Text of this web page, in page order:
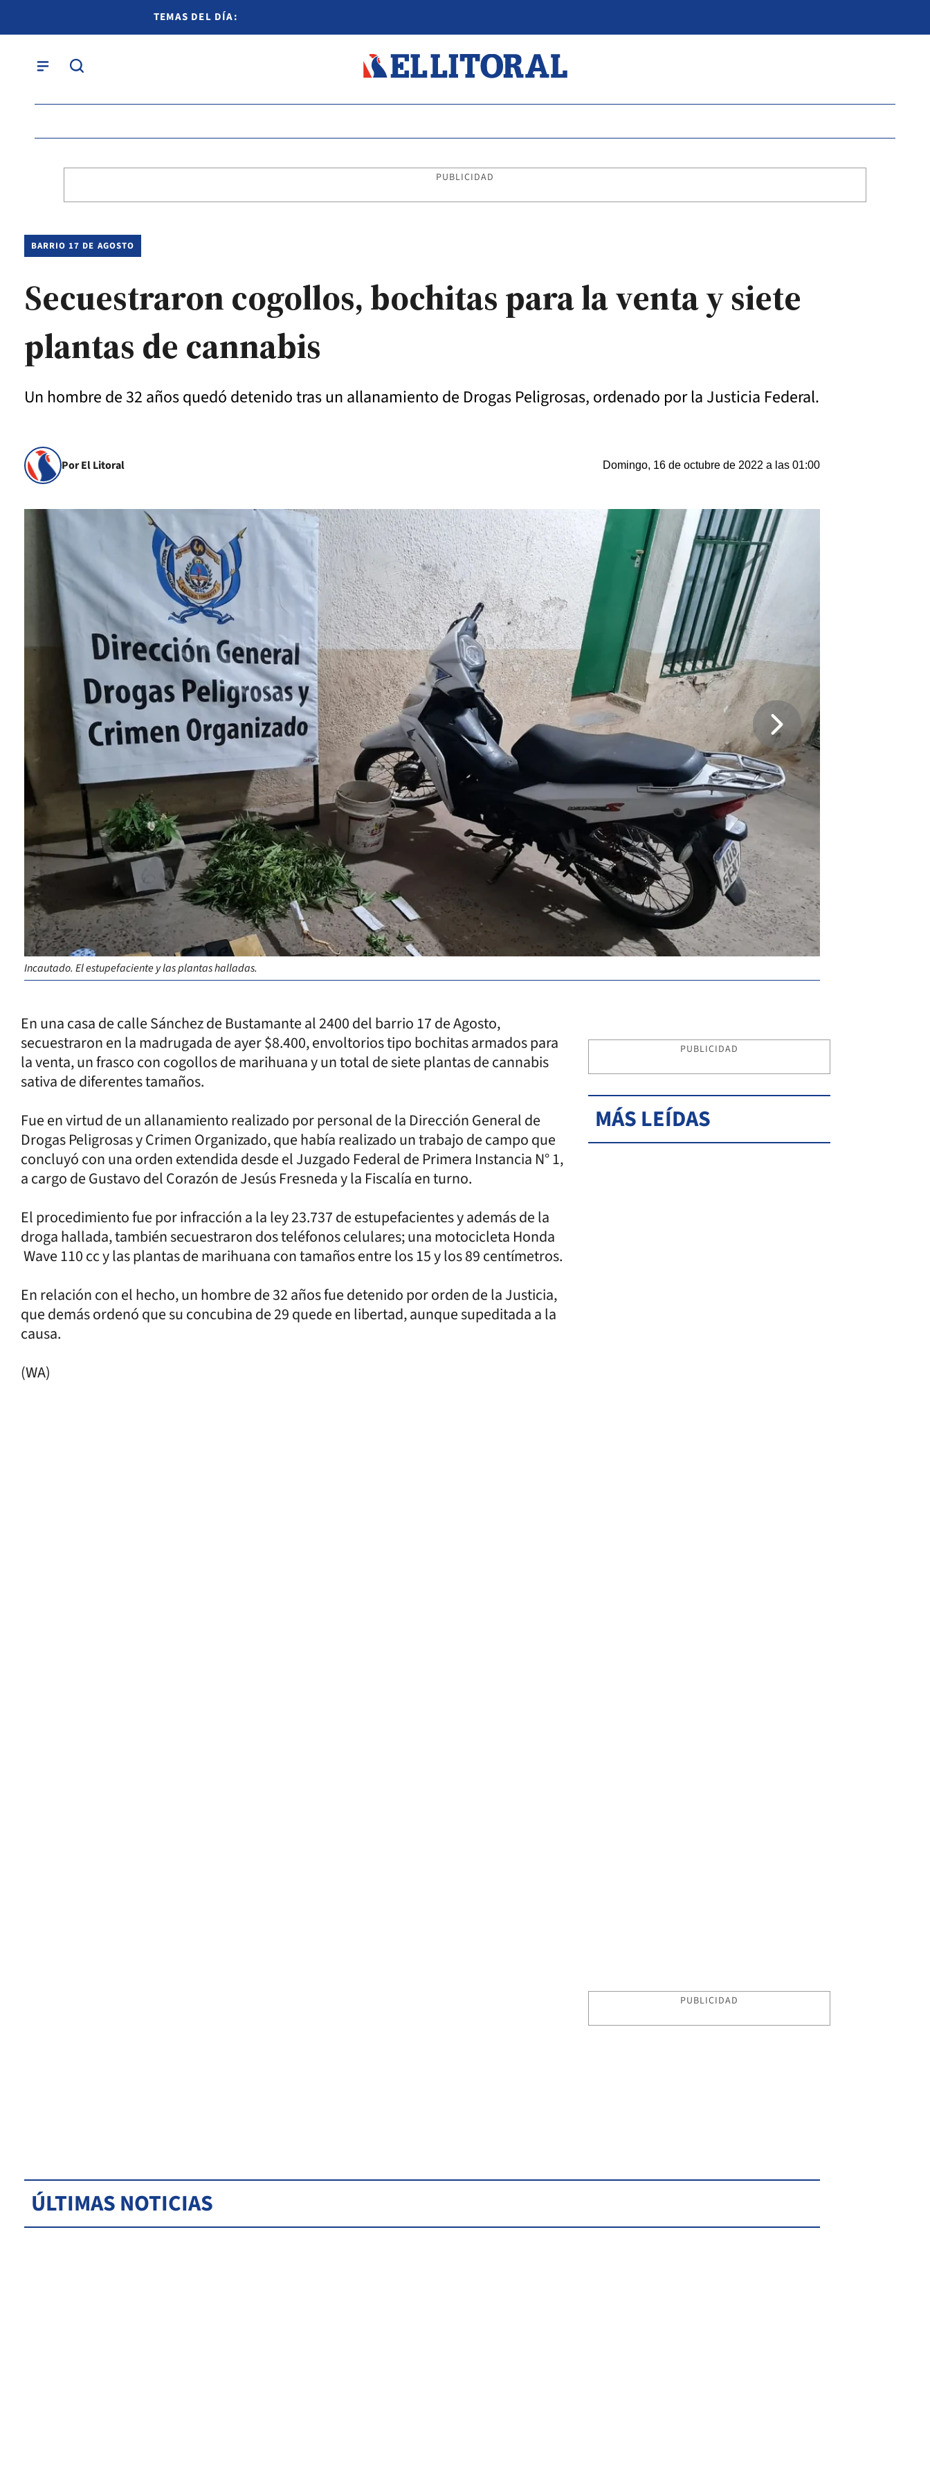
TEMAS DEL DÍA:
PUBLICIDAD
BARRIO 17 DE AGOSTO
Secuestraron cogollos, bochitas para la venta y siete
plantas de cannabis
Un hombre de 32 años quedó detenido tras un allanamiento de Drogas Peligrosas, ordenado por la Justicia Federal.
Por El Litoral Domingo, 16 de octubre de 2022 a las 01:00
Incautado. El estupefaciente y las plantas halladas.
En una casa de calle Sánchez de Bustamante al 2400 del barrio 17 de Agosto,
secuestraron en la madrugada de ayer $8.400, envoltorios tipo bochitas armados para
la venta, un frasco con cogollos de marihuana y un total de siete plantas de cannabis
sativa de diferentes tamaños.
Fue en virtud de un allanamiento realizado por personal de la Dirección General de
Drogas Peligrosas y Crimen Organizado, que había realizado un trabajo de campo que
concluyó con una orden extendida desde el Juzgado Federal de Primera Instancia N° 1,
a cargo de Gustavo del Corazón de Jesús Fresneda y la Fiscalía en turno.
El procedimiento fue por infracción a la ley 23.737 de estupefacientes y además de la
droga hallada, también secuestraron dos teléfonos celulares; una motocicleta Honda
Wave 110 cc y las plantas de marihuana con tamaños entre los 15 y los 89 centímetros.
En relación con el hecho, un hombre de 32 años fue detenido por orden de la Justicia,
que demás ordenó que su concubina de 29 quede en libertad, aunque supeditada a la
causa.
(WA)
PUBLICIDAD
MÁS LEÍDAS
PUBLICIDAD
ÚLTIMAS NOTICIAS